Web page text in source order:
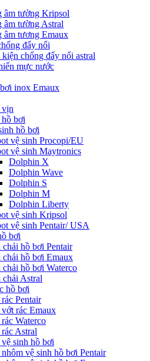
âm tường Kripsol
âm tường Astral
âm tương Emaux
đẩy nổi
kiện chống đẩy nổi astral
mực nước
inox Emaux
vịn
bơi
hồ bơi
vệ sinh Procopi/EU
vệ sinh Maytronics
Dolphin X
Dolphin Wave
Dolphin S
Dolphin M
Dolphin Liberty
vệ sinh Kripsol
vệ sinh Pentair/ USA
bơi
chải hồ bơi Pentair
chải hồ bơi Emaux
chải hồ bơi Waterco
chải Astral
hồ bơi
Pentair
rác Emaux
Waterco
Astral
vệ sinh hồ bơi
nhôm vệ sinh hồ bơi Pentair